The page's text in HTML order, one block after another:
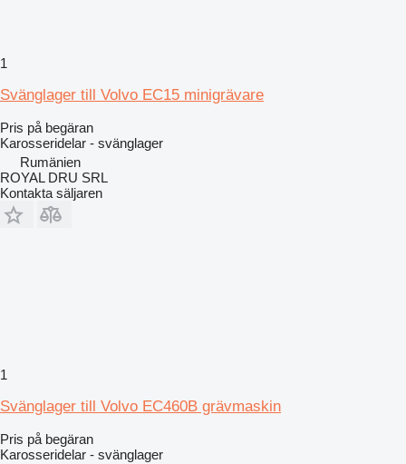
1
Svänglager till Volvo EC15 minigrävare
Pris på begäran
Karosseridelar - svänglager
Rumänien
ROYAL DRU SRL
Kontakta säljaren
1
Svänglager till Volvo EC460B grävmaskin
Pris på begäran
Karosseridelar - svänglager